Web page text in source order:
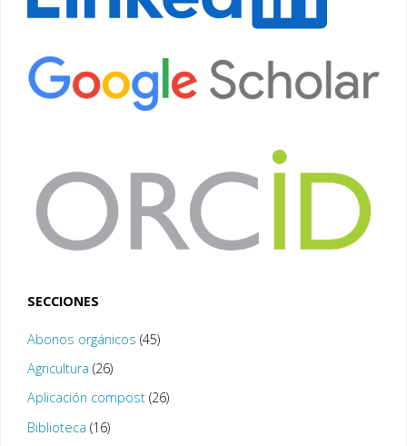
SECCIONES
Abonos orgánicos (45)
Agricultura (26)
Aplicación compost(26)
Biblioteca (16)